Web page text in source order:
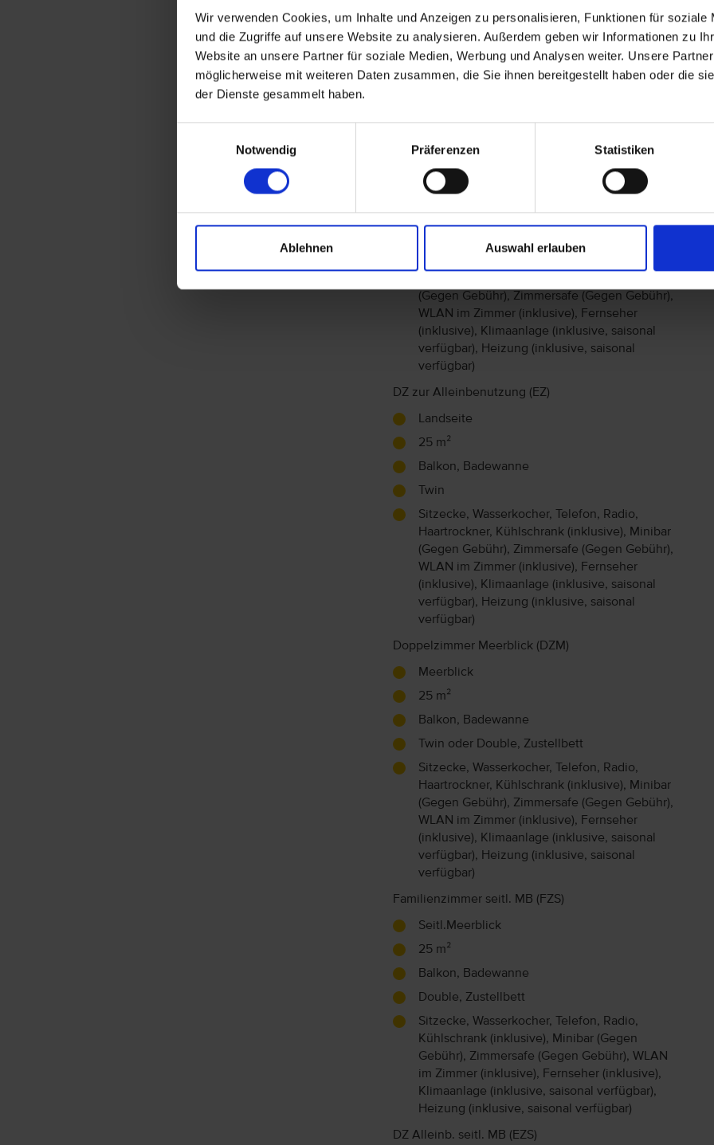
Wir verwenden Cookies, um Inhalte und Anzeigen zu personalisieren, Funktionen für soziale
und die Zugriffe auf unsere Website zu analysieren. Außerdem geben wir Informationen zu
Website an unsere Partner für soziale Medien, Werbung und Analysen weiter. Unsere
möglicherweise mit weiteren Daten zusammen, die Sie ihnen bereitgestellt haben oder die
der Dienste gesammelt haben.
Notwendig
Präferenzen Statistiken
Ablehnen Auswahl erlauben
Haartrockner, Kühlschrank (inklusive), Minibar
(Gegen Gebühr), Zimmersafe (Gegen Gebühr),
WLAN im Zimmer (inklusive), Fernseher
(inklusive), Klimaanlage (inklusive, saisonal
Seitl.Meerblick
25 m²
Balkon, Badewanne
(Gegen Gebühr), Zimmersafe (Gegen Gebühr),
WLAN im Zimmer (inklusive), Fernseher
(inklusive), Klimaanlage (inklusive, saisonal
verfügbar), Heizung (inklusive, saisonal
verfügbar)
DZ zur Alleinbenutzung (EZ)
Landseite
25 m²
Balkon, Badewanne
Twin
Sitzecke, Wasserkocher, Telefon, Radio,
Haartrockner, Kühlschrank (inklusive), Minibar
(Gegen Gebühr), Zimmersafe (Gegen Gebühr),
WLAN im Zimmer (inklusive), Fernseher
(inklusive), Klimaanlage (inklusive, saisonal
verfügbar), Heizung (inklusive, saisonal
verfügbar)
Doppelzimmer Meerblick (DZM)
Meerblick
25 m²
Balkon, Badewanne
Twin oder Double, Zustellbett
Sitzecke, Wasserkocher, Telefon, Radio,
Haartrockner, Kühlschrank (inklusive), Minibar
(Gegen Gebühr), Zimmersafe (Gegen Gebühr),
WLAN im Zimmer (inklusive), Fernseher
(inklusive), Klimaanlage (inklusive, saisonal
verfügbar), Heizung (inklusive, saisonal
verfügbar)
Familienzimmer seitl. MB (FZS)
Seitl.Meerblick
25 m²
Balkon, Badewanne
Double, Zustellbett
Sitzecke, Wasserkocher, Telefon, Radio,
Kühlschrank (inklusive), Minibar (Gegen
Gebühr), Zimmersafe (Gegen Gebühr), WLAN
im Zimmer (inklusive), Fernseher (inklusive),
Klimaanlage (inklusive, saisonal verfügbar),
Heizung (inklusive, saisonal verfügbar)
DZ Alleinb. seitl. MB (EZS)